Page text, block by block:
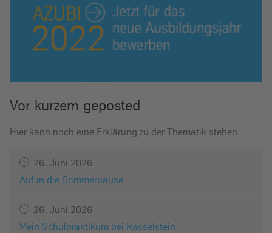
Vor kurzem geposted
Hier kann noch eine Erklärung zu der Thematik stehen
26. Juni 2026
Auf in die Sommerpause
26. Juni 2026
Mein Schulpraktikum bei Rasselstein